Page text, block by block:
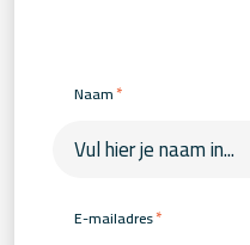
Naam*
E-mailadres*